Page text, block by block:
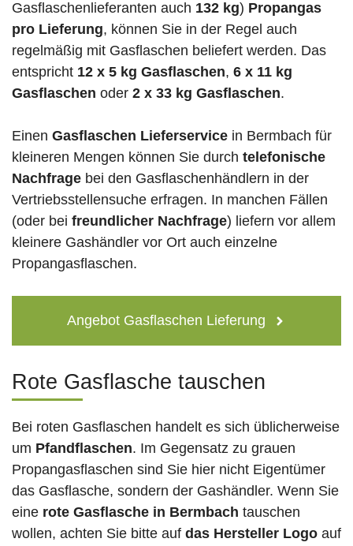
Gasflaschenlieferanten auch 132 kg) Propangas
pro Lieferung, können Sie in der Regel auch
regelmäßig mit Gasflaschen beliefert werden. Das
entspricht 12 x 5 kg Gasflaschen, 6 x 11 kg
Gasflaschen oder 2 x 33 kg Gasflaschen.
Einen Gasflaschen Lieferservice in Bermbach für
kleineren Mengen können Sie durch telefonische
Nachfrage bei den Gasflaschenhändlern in der
Vertriebsstellensuche erfragen. In manchen Fällen
(oder bei freundlicher Nachfrage) liefern vor allem
kleinere Gashändler vor Ort auch einzelne
Propangasflaschen.
Angebot Gasflaschen Lieferung
Rote Gasflasche tauschen
Bei roten Gasflaschen handelt es sich üblicherweise
um Pfandflaschen. Im Gegensatz zu grauen
Propangasflaschen sind Sie hier nicht Eigentümer
das Gasflasche, sondern der Gashändler. Wenn Sie
eine rote Gasflasche in Bermbach tauschen
wollen, achten Sie bitte auf das Hersteller Logo auf